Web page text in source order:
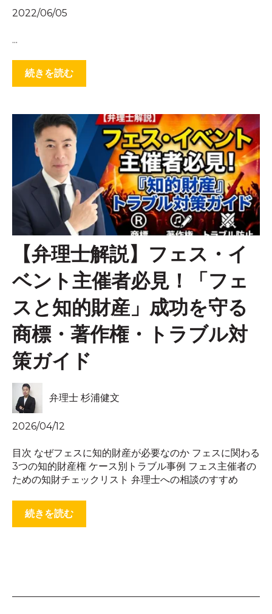
2022/06/05
...
続きを読む
【弁理士解説】フェス・イ
ベント主催者必見！「フェ
スと知的財産」成功を守る
商標・著作権・トラブル対
策ガイド
弁理士 杉浦健文
2026/04/12
目次 なぜフェスに知的財産が必要なのか フェスに関わる
3つの知的財産権 ケース別トラブル事例 フェス主催者の
ための知財チェックリスト 弁理士への相談のすすめ
続きを読む